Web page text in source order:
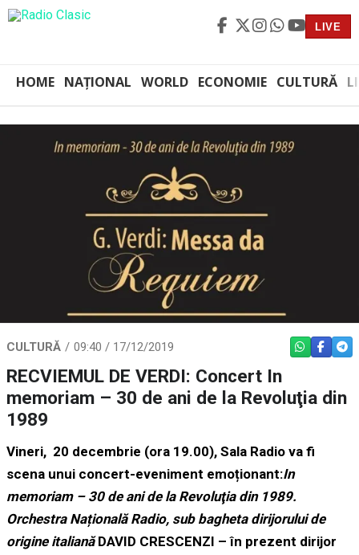
LIVE
HOME NAȚIONAL WORLD ECONOMIE CULTURĂ
CULTURĂ 09:40 / 17/12/2019 WHATSAPP
RECVIEMUL DE VERDI: Concert In
memoriam – 30 de ani de la Revoluţia din
1989
Vineri, 20 decembrie (ora 19.00), Sala Radio va fi
scena unui concert-eveniment emoționant:In
memoriam – 30 de ani de la Revoluţia din 1989.
Orchestra Națională Radio, sub bagheta dirijorului de
origine italianăDAVID CRESCENZI – în prezent dirijor